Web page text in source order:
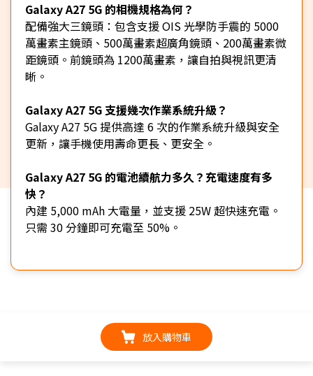
Galaxy A27 5G 的相機規格為何？
配備強大三鏡頭：包含支援 OIS 光學防手震的 5000
萬畫素主鏡頭、500萬畫素超廣角鏡頭、200萬畫素微
距鏡頭。前鏡頭為 1200萬畫素，讓自拍與視訊更清
晰。
Galaxy A27 5G 支援幾次作業系統升級？
Galaxy A27 5G 提供高達 6 次的作業系統升級與安全
更新，讓手機使用壽命更長、更安全。
Galaxy A27 5G 的電池續航力多久？充電速度有多
快？
內建 5,000 mAh 大電量，並支援 25W 超快速充電。
只需 30 分鐘即可充電至 50%。
放入購物車